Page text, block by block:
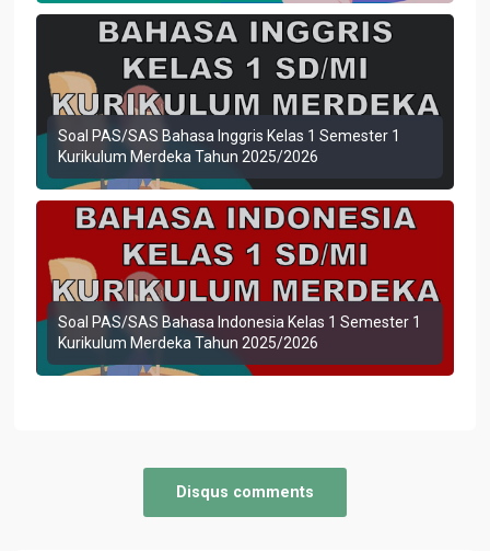
Soal PAS/SAS Bahasa Inggris Kelas 1 Semester 1
Kurikulum Merdeka Tahun 2025/2026
Soal PAS/SAS Bahasa Indonesia Kelas 1 Semester 1
Kurikulum Merdeka Tahun 2025/2026
Disqus comments